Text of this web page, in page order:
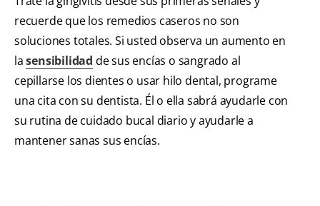
recuerde que los remedios caseros no son
soluciones totales. Si usted observa un aumento en
lasensibilidad de sus encías o sangrado al
cepillarse los dientes o usar hilo dental, programe
una cita con su dentista. Él o ella sabrá ayudarle con
su rutina de cuidado bucal diario y ayudarle a
mantener sanas sus encías.